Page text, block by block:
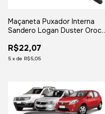
Maçaneta Puxador Interna
Sandero Logan Duster Oroch
R$22,07
5 x de R$5,05